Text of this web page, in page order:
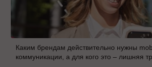
Каким брендам действительно нужны
коммуникации, а для кого это – лишняя